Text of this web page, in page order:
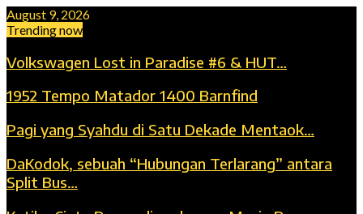
August 9, 2026
Trending now
Volkswagen Lost in Paradise #6 & HUT…
1952 Tempo Matador 1400 Barnfind
Pagi yang Syahdu di Satu Dekade Mentaok…
DaKodok, sebuah “Hubungan Terlarang” antara
Split Bus…